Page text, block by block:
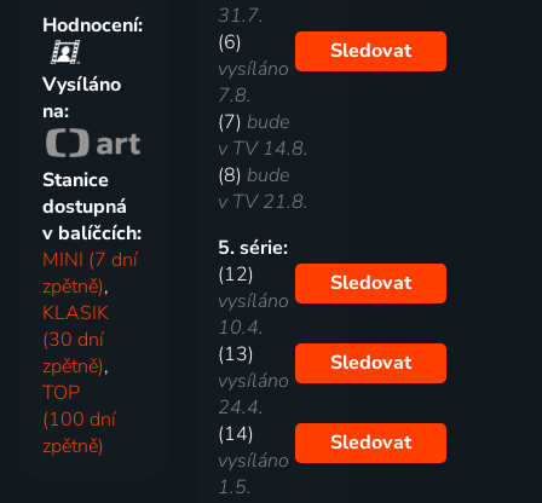
Hodnocení:
Vysíláno
na:
Stanice
dostupná
v balíčcích:
MINI (7 dní
zpětně),
KLASIK
(30 dní
zpětně),
TOP
(100 dní
zpětně)
31.7.
(6)
vysíláno
7.8.
Sledovat
(7)bude
v TV 14.8.
(8)bude
v TV 21.8.
5. série:
(12)
vysíláno
10.4.
Sledovat
(13)
vysíláno
24.4.
Sledovat
(14)
vysíláno
1.5.
Sledovat